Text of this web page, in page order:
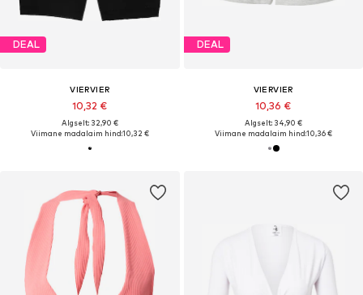
DEAL
VIERVIER
10,32 €
Algselt: 32,90 €
Viimane madalaim hind:10,32 €
DEAL
VIERVIER
10,36 €
Algselt: 34,90 €
Viimane madalaim hind:10,36 €